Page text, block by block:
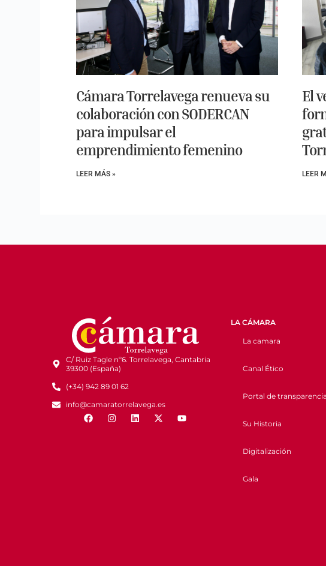
Cámara Torrelavega renueva su
colaboración con SODERCAN
para impulsar el
emprendimiento femenino
LEER MÁS »
El
LEER
C/ Ruiz Tagle nº6. Torrelavega, Cantabria
39300 (España)
(+34) 942 89 01 62
info@camaratorrelavega.es
LA CÁMARA
La camara
Canal Ético
Portal de transparencia
Su Historia
Digitalización
Gala